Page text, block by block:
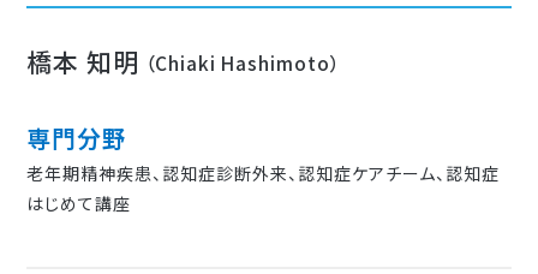
橋本 知明 （Chiaki Hashimoto）
専門分野
老年期精神疾患、認知症診断外来、認知症ケアチーム、認知症
はじめて講座